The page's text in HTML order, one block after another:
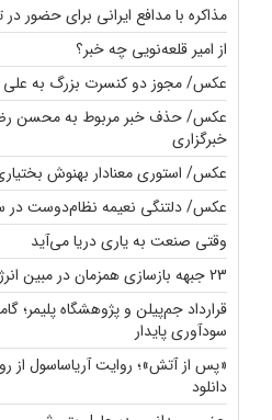
مذاکره با مدافع ایرانی برای حضور
از امیر قلعه‌نویی چه خبر؟
عکس/ مجوز دو کنسرت بزرگ به
عکس/ حذف خبر مربوط به محسن
خبرگزاری
عکس/ استوری معنادار بهنوش بختیاری
عکس/ دلتنگی نعیمه نظام‌دوست در
وقتی صنعت به یاری دریا می‌آید
23 جبهه بازسازی همزمان در مبین انرژی خلیج فارس
قرارداد جم‌پیلن و پژوهشگاه پلیمر؛
سودآوری پایدار
«پس از آتش»؛ روایت آریاساسول
دانلود